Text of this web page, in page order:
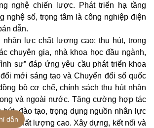
nghệ chiến lược. Phát triển hạ tầng
nghệ số, trọng tâm là công nghiệp điện
dẫn.
nhân lực chất lượng cao; thu hút, trọng
chuyên gia, nhà khoa học đầu ngành,
sư” đáp ứng yêu cầu phát triển khoa
mới sáng tạo và Chuyển đổi số quốc
bộ cơ chế, chính sách thu hút nhân
và ngoài nước. Tăng cường hợp tác
hút, đào tạo, trọng dụng nguồn nhân lực
chất lượng cao. Xây dựng, kết nối và
dẫn